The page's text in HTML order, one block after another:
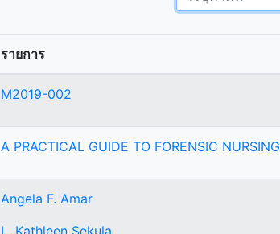
รายการ
M2019-002
A PRACTICAL GUIDE TO FORENSIC NURSING
Angela F. Amar
L. Kathleen Sekula